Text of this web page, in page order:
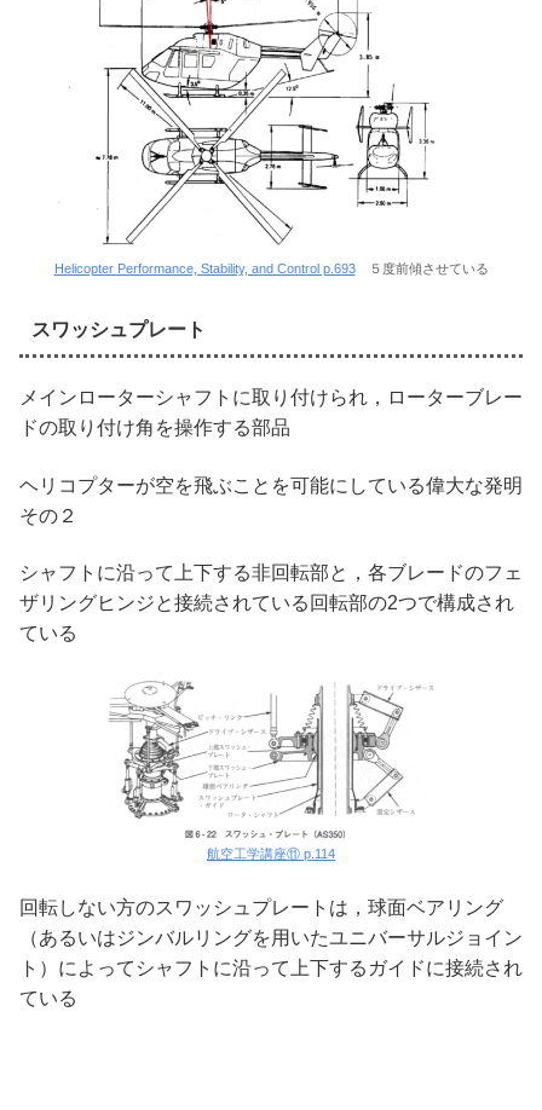
Helicopter Performance, Stability, and Control p.693５度前傾させている
スワッシュプレート
メインローターシャフトに取り付けられ，ローターブレー
ドの取り付け角を操作する部品
ヘリコプターが空を飛ぶことを可能にしている偉大な発明
その２
シャフトに沿って上下する非回転部と，各ブレードのフェ
ザリングヒンジと接続されている回転部の2つで構成され
ている
航空工学講座⑪ p.114
回転しない方のスワッシュプレートは，球面ベアリング
（あるいはジンバルリングを用いたユニバーサルジョイン
ト）によってシャフトに沿って上下するガイドに接続され
ている